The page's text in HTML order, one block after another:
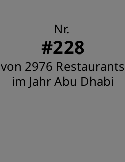
Nr.
#228
von 2976 Restaurants
im Jahr Abu Dhabi